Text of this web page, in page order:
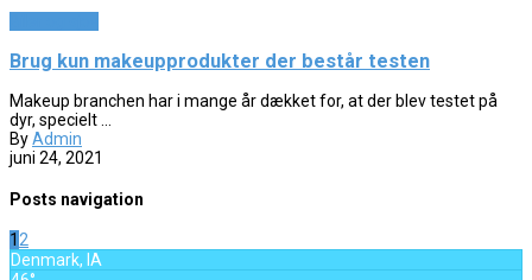
Brug kun makeupprodukter der består testen
Makeup branchen har i mange år dækket for, at der blev testet på
dyr, specielt ...
ByAdmin
juni 24, 2021
Posts navigation
12
Denmark, IA